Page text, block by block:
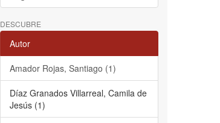
DESCUBRE
Autor
Amador Rojas, Santiago (1)
Díaz Granados Villarreal, Camila de
Jesús (1)